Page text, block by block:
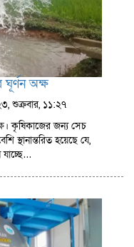
ঘূর্ণন অক্ষ
শুক্রবার, ১১:২৭
কৃষিকাজের জন্য সেচ
স্থানান্তরিত হয়েছে যে,
যাচ্ছে…